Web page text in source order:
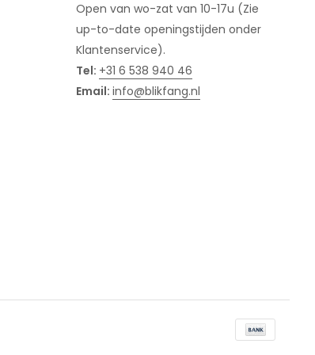
Open van wo-zat van 10-17u (Zie
up-to-date openingstijden onder
Klantenservice).
Tel: +31 6 538 940 46
Email: info@blikfang.nl